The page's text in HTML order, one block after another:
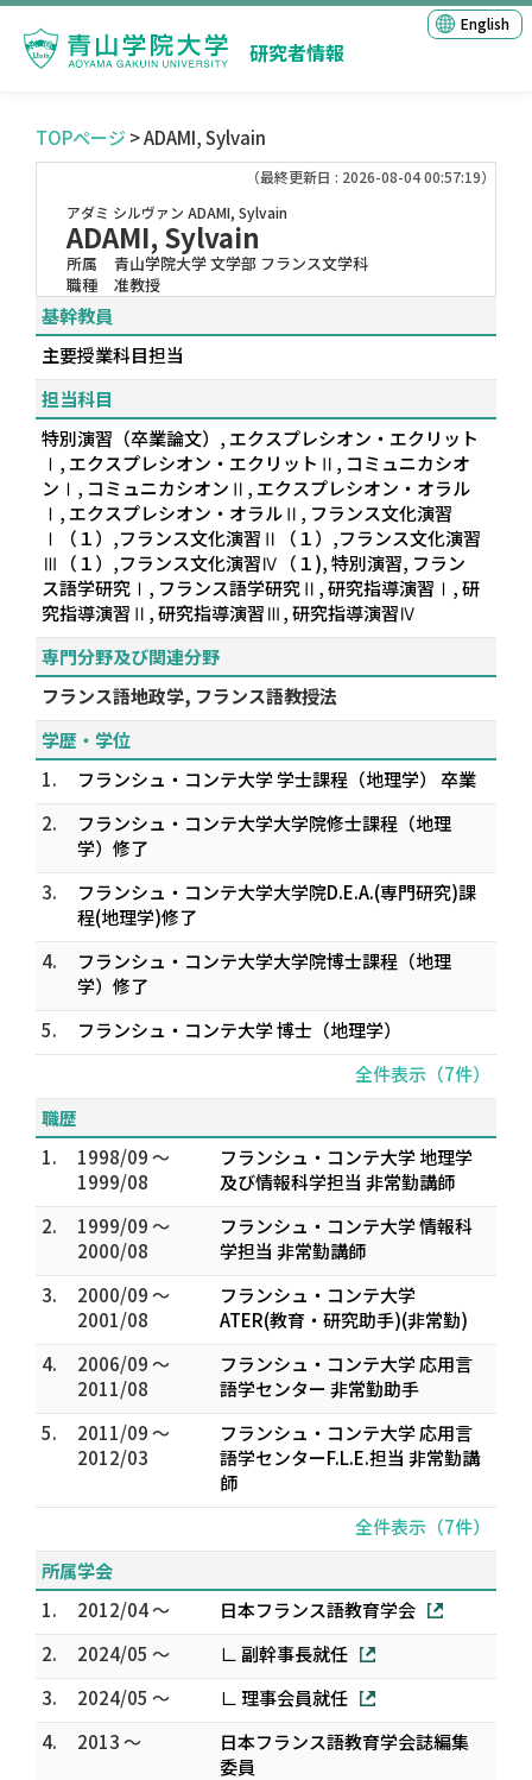
研究者情報
English
TOPページ > ADAMI, Sylvain
（最終更新日 : 2026-08-04 00:57:19）
アダミ シルヴァン ADAMI, Sylvain
ADAMI, Sylvain
所属
青山学院大学 文学部 フランス文学科
職種
准教授
基幹教員
主要授業科目担当
担当科目
特別演習（卒業論文）, エクスプレシオン・エクリット
Ⅰ, エクスプレシオン・エクリットⅡ, コミュニカシオ
ンⅠ, コミュニカシオンⅡ, エクスプレシオン・オラル
Ⅰ, エクスプレシオン・オラルⅡ, フランス文化演習
Ⅰ（１）,フランス文化演習Ⅱ（１）,フランス文化演習
Ⅲ（１）,フランス文化演習Ⅳ（１), 特別演習, フラン
ス語学研究Ⅰ, フランス語学研究Ⅱ, 研究指導演習Ⅰ, 研
究指導演習Ⅱ, 研究指導演習Ⅲ, 研究指導演習Ⅳ
専門分野及び関連分野
フランス語地政学, フランス語教授法
学歴・学位
1.
フランシュ・コンテ大学 学士課程（地理学） 卒業
2.
フランシュ・コンテ大学大学院修士課程（地理
学）修了
3.
フランシュ・コンテ大学大学院D.E.A.(専門研究)課
程(地理学)修了
4.
フランシュ・コンテ大学大学院博士課程（地理
学）修了
5.
フランシュ・コンテ大学 博士（地理学）
全件表示（7件）
職歴
1.
1998/09 ～
1999/08
フランシュ・コンテ大学 地理学
及び情報科学担当 非常勤講師
2.
1999/09 ～
2000/08
フランシュ・コンテ大学 情報科
学担当 非常勤講師
3.
2000/09 ～
2001/08
フランシュ・コンテ大学
ATER(教育・研究助手)(非常勤)
4.
2006/09 ～
2011/08
フランシュ・コンテ大学 応用言
語学センター 非常勤助手
5.
2011/09 ～
2012/03
フランシュ・コンテ大学 応用言
語学センターF.L.E.担当 非常勤講
師
全件表示（7件）
所属学会
1.
2012/04 ～
日本フランス語教育学会
2.
2024/05 ～
∟ 副幹事長就任
3.
2024/05 ～
∟ 理事会員就任
4.
2013 ～
日本フランス語教育学会誌編集
委員